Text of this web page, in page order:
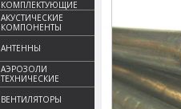
КОМПЛЕКТУЮЩИЕ
АКУСТИЧЕСКИЕ
КОМПОНЕНТЫ
АНТЕННЫ
АЭРОЗОЛИ
ТЕХНИЧЕСКИЕ
ВЕНТИЛЯТОРЫ